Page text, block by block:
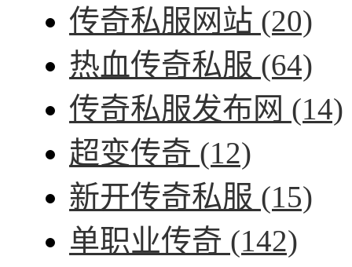
传奇私服网站 (20)
热血传奇私服 (64)
传奇私服发布网 (14)
超变传奇 (12)
新开传奇私服 (15)
单职业传奇 (142)